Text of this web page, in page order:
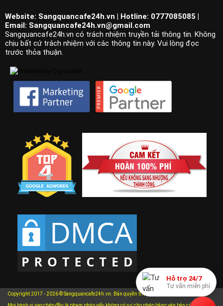
Hỗ trợ 24/7
Tư vấn miễn phí
Website: Sangquancafe24h.vn | Hotline: 0777085085 |
Email: Sangquancafe24h.vn@gmail.com
Sangquancafe24h.vn có trách nhiệm truyền tải thông tin. Không
chịu bất cứ trách nhiệm với các thông tin này. Vui lòng đọc
trước thỏa thuận.
Copyright 2017 - 2026 © Sangquancafe24h.vn. Bản quyền thuộc về Sangquancafe24h.vn.